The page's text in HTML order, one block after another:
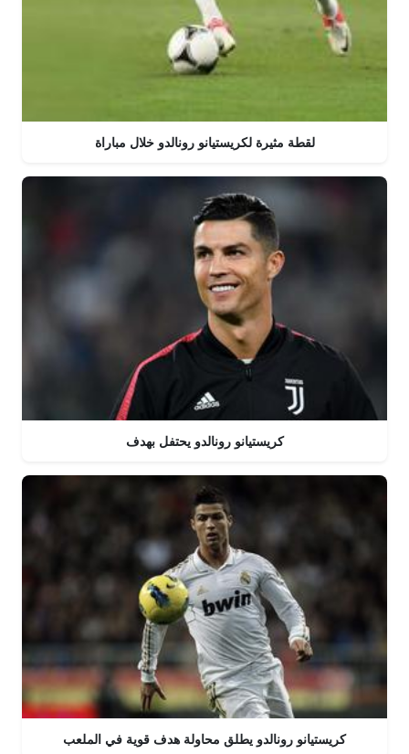
لقطة مثيرة لكريستيانو رونالدو خلال مباراة
كريستيانو رونالدو يحتفل بهدف
كريستيانو رونالدو يطلق محاولة هدف قوية في الملعب